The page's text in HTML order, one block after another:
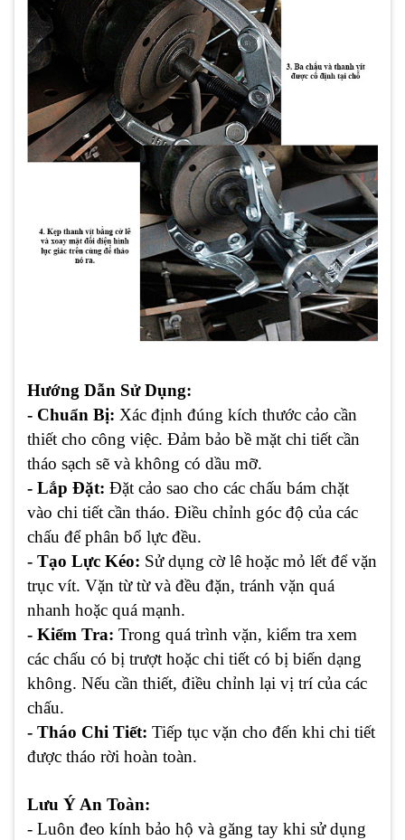
Hướng Dẫn Sử Dụng:
- Chuẩn Bị: Xác định đúng kích thước cảo cần
thiết cho công việc. Đảm bảo bề mặt chi tiết cần
tháo sạch sẽ và không có dầu mỡ.
- Lắp Đặt: Đặt cảo sao cho các chấu bám chặt
vào chi tiết cần tháo. Điều chỉnh góc độ của các
chấu để phân bổ lực đều.
- Tạo Lực Kéo: Sử dụng cờ lê hoặc mỏ lết để vặn
trục vít. Vặn từ từ và đều đặn, tránh vặn quá
nhanh hoặc quá mạnh.
- Kiểm Tra: Trong quá trình vặn, kiểm tra xem
các chấu có bị trượt hoặc chi tiết có bị biến dạng
không. Nếu cần thiết, điều chỉnh lại vị trí của các
chấu.
- Tháo Chi Tiết: Tiếp tục vặn cho đến khi chi tiết
được tháo rời hoàn toàn.
Lưu Ý An Toàn:
- Luôn đeo kính bảo hộ và găng tay khi sử dụng